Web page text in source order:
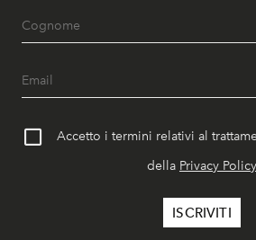
Accetto i termini relativi al
della Privacy Policy